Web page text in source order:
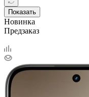
Показать
Новинка
Предзаказ